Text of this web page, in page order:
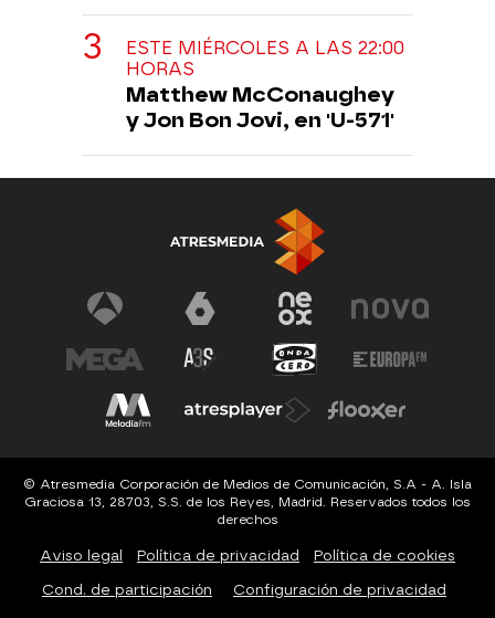
ESTE MIÉRCOLES A LAS 22:00
HORAS
Matthew McConaughey
y Jon Bon Jovi, en 'U-571'
© Atresmedia Corporación de Medios de Comunicación, S.A - A. Isla
Graciosa 13, 28703, S.S. de los Reyes, Madrid. Reservados todos los
derechos
Aviso legal Política de privacidad Política de cookies
Cond. de participación Configuración de privacidad